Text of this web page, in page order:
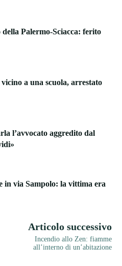
Palermo-Sciacca: ferito
a una scuola, arrestato
l’avvocato aggredito dal
in via Sampolo: la vittima era
Articolo successivo
Incendio allo Zen: fiamme
all’interno di un’abitazione